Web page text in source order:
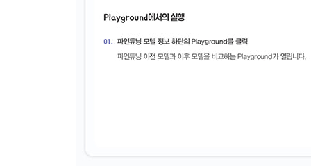
__인용 출처 확인
5-3 Computer use
__Computer use 개요